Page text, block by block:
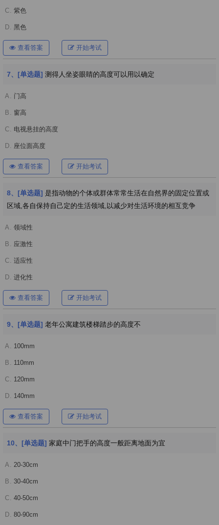
C. 紫色
D. 黑色
查看答案 开始考试
7、[单选题] 测得人坐姿眼睛的高度可以用以确定
A. 门高
B. 窗高
C. 电视悬挂的高度
D. 座位面高度
查看答案 开始考试
8、[单选题] 是指动物的个体或群体常常生活在自然界的固定位置或
区域,各自保持自己定的生活领域,以减少对生活环境的相互竞争
A. 领域性
B. 应激性
C. 适应性
D. 进化性
查看答案 开始考试
9、[单选题] 老年公寓建筑楼梯踏步的高度不
A. 100mm
B. 110mm
C. 120mm
D. 140mm
查看答案 开始考试
10、[单选题] 家庭中门把手的高度一般距离地面为宜
A. 20-30cm
B. 30-40cm
C. 40-50cm
D. 80-90cm